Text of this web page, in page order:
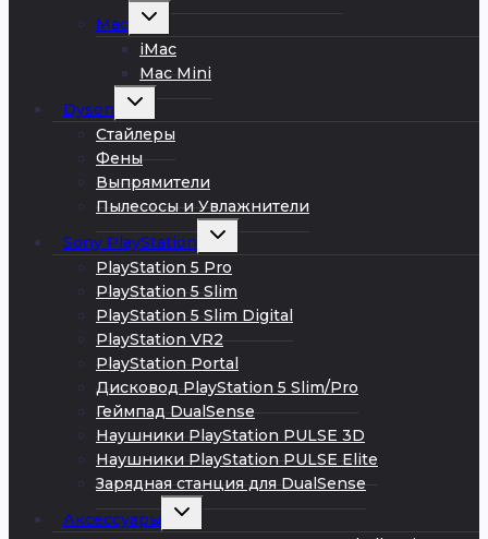
Mac
Развернуть
дочернее
меню
iMac
Mac Mini
Dyson
Развернуть
дочернее
меню
Стайлеры
Фены
Выпрямители
Пылесосы и Увлажнители
Sony PlayStation
Развернуть
дочернее
меню
PlayStation 5 Pro
PlayStation 5 Slim
PlayStation 5 Slim Digital
PlayStation VR2
PlayStation Portal
Дисковод PlayStation 5 Slim/Pro
Геймпад DualSense
Наушники PlayStation PULSE 3D
Наушники PlayStation PULSE Elite
Зарядная станция для DualSense
Аксессуары
Развернуть
дочернее